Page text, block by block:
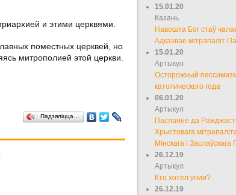
и этими церквями.
поместных церквей, но
митрополией этой церкви.
Падзяліцца…
15.01.20
Казань
Навошта Бог стаў
Адказвае мітрапаліт
15.01.20
Артыкул
Осторожный
католического года
06.01.20
Артыкул
Пасланне да
Хрыстовага
Мінскага і
26.12.19
Артыкул
Кто хотел унии?
26.12.19